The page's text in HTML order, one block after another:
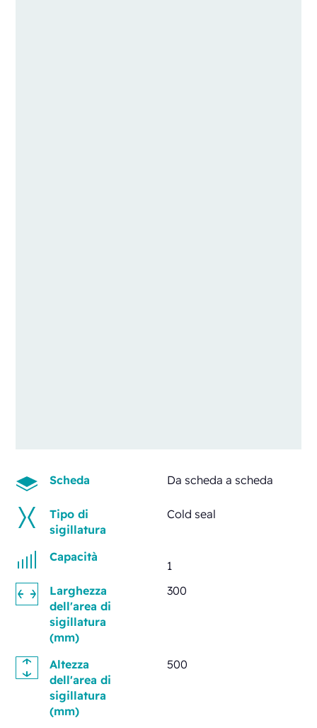
Scheda Da scheda a scheda
Tipo di
sigillatura
Cold seal
Capacità
1
Larghezza
dell'area di
sigillatura
(mm)
300
Altezza
dell'area di
sigillatura
(mm)
500